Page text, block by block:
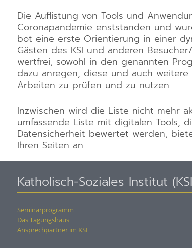
Die Auflistung von Tools und
Coronapandemie enststanden und
bot eine erste Orientierung in einer
Gästen des KSI und anderen
wertfrei, sowohl in den genannten
dazu anregen, diese und auch
Arbeiten zu prüfen und zu nutzen.
Inzwischen wird die Liste nicht mehr
umfassende Liste mit digitalen Tools,
Datensicherheit bewertet werden,
Ihren Seiten an.
Katholisch-Soziales Institut
Seminarprogramm
Das Tagungshaus
Ansprechpartner im KSI